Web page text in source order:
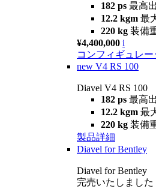
182 ps 最高
12.2 kgm 最
220 kg 装備
¥4,400,000 i
コンフィギュレー
new V4 RS 100
Diavel V4 RS 100
182 ps 最高
12.2 kgm 最
220 kg 装備
製品詳細
Diavel for Bentley
Diavel for Bentley
完売いたしました